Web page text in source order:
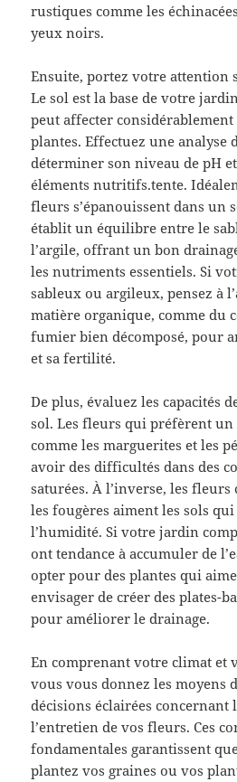
rustiques comme les
yeux noirs.
Ensuite, portez votre attention
Le sol est la base de votre
peut affecter considérablement
plantes. Effectuez une analyse
déterminer son niveau de pH
éléments nutritifs.tente.
fleurs s’épanouissent dans un
établit un équilibre entre le
l’argile, offrant un bon
les nutriments essentiels. Si
sableux ou argileux, pensez à
matière organique, comme du
fumier bien décomposé, pour
et sa fertilité.
De plus, évaluez les capacités
sol. Les fleurs qui préfèrent
comme les marguerites et les
avoir des difficultés dans des
saturées. À l’inverse, les fleurs
les fougères aiment les sols
l’humidité. Si votre jardin
ont tendance à accumuler de
opter pour des plantes qui
envisager de créer des plates-
pour améliorer le drainage.
En comprenant votre climat et
vous vous donnez les moyens
décisions éclairées concernant
l’entretien de vos fleurs. Ces
fondamentales garantissent
plantez vos graines ou vos